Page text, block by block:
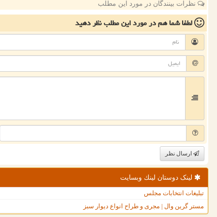
نظرات بینندگان در مورد این مطلب
لطفا شما همدر مورد این مطلبنظر دهید
ارسال نظر
لینک دوستان لینك وبسایت
تبلیغات انتخابات مجلس
مستر گرین وال | مجری و طراح انواع دیوار سبز